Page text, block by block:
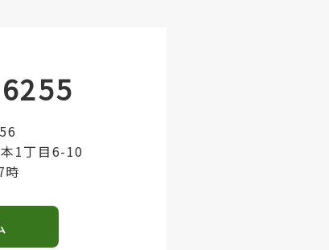
1丁目6-10
時